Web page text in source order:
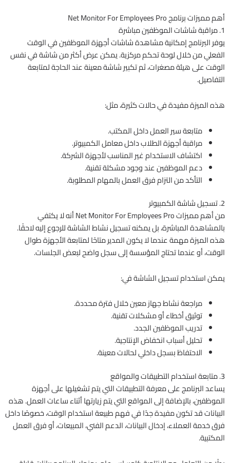
أهم مميزات برنامج Net Monitor For Employees Pro
1. مراقبة شاشات الموظفين مباشرة
يوفر البرنامج إمكانية مشاهدة شاشات أجهزة الموظفين في الوقت
الفعلي من خلال لوحة تحكم مركزية. يمكن عرض أكثر من شاشة في نفس
الوقت على هيئة مصغرات، ثم تكبير شاشة معينة عند الحاجة لمتابعة
التفاصيل.
هذه الميزة مفيدة في حالات كثيرة، مثل:
متابعة سير العمل داخل المكتب.
مراقبة أجهزة الطلاب داخل معامل الكمبيوتر.
اكتشاف الاستخدام غير المناسب لأجهزة الشركة.
دعم الموظفين عند وجود مشكلة تقنية.
التأكد من التزام فرق العمل بالمهام المطلوبة.
2. تسجيل شاشة الكمبيوتر
من أهم مميزات Net Monitor For Employees Pro أنه لا يكتفي
بالمشاهدة المباشرة، بل يمكنه تسجيل نشاط الشاشة للرجوع إليه لاحقًا.
هذه الميزة مهمة عندما لا يكون المدير متاحًا لمتابعة الأجهزة طوال
الوقت، أو عندما تحتاج المؤسسة إلى سجل واضح لبعض الجلسات.
يمكن استخدام تسجيل الشاشة في:
مراجعة نشاط جهاز معين خلال فترة محددة.
توثيق أخطاء أو مشكلات تقنية.
تدريب الموظفين الجدد.
تحليل أسباب انخفاض الإنتاجية.
الاحتفاظ بسجل داخلي لحالات معينة.
3. متابعة استخدام التطبيقات والمواقع
يساعد البرنامج على معرفة التطبيقات التي يتم تشغيلها على أجهزة
الموظفين، بالإضافة إلى المواقع التي يتم زيارتها أثناء ساعات العمل. هذه
البيانات قد تكون مفيدة جدًا في فهم طبيعة استخدام الوقت، خصوصًا داخل
فرق خدمة العملاء، إدخال البيانات، الدعم الفني، المبيعات، أو فرق العمل
المكتبية.